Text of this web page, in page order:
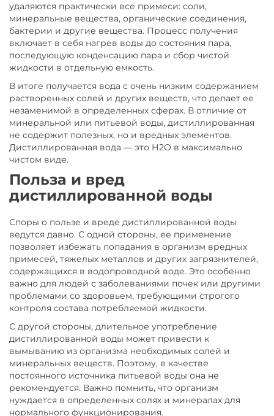
удаляются практически все примеси: соли,
минеральные вещества, органические соединения,
бактерии и другие вещества. Процесс получения
включает в себя нагрев воды до состояния пара,
последующую конденсацию пара и сбор чистой
жидкости в отдельную емкость.
В итоге получается вода с очень низким содержанием
растворенных солей и других веществ, что делает ее
незаменимой в определенных сферах. В отличие от
минеральной или питьевой воды, дистиллированная
не содержит полезных, но и вредных элементов.
Дистиллированная вода — это Н2О в максимально
чистом виде.
Польза и вред
дистиллированной воды
Споры о пользе и вреде дистиллированной воды
ведутся давно. С одной стороны, ее применение
позволяет избежать попадания в организм вредных
примесей, тяжелых металлов и других загрязнителей,
содержащихся в водопроводной воде. Это особенно
важно для людей с заболеваниями почек или другими
проблемами со здоровьем, требующими строгого
контроля состава потребляемой жидкости.
С другой стороны, длительное употребление
дистиллированной воды может привести к
вымыванию из организма необходимых солей и
минеральных веществ. Поэтому, в качестве
постоянного источника питьевой воды она не
рекомендуется. Важно помнить, что организм
нуждается в определенных солях и минералах для
нормального функционирования.